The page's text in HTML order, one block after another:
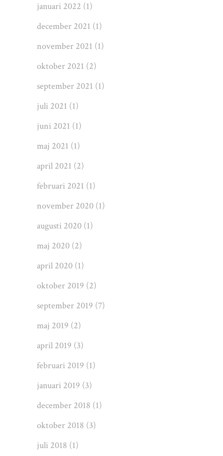
januari 2022 (1)
december 2021 (1)
november 2021 (1)
oktober 2021 (2)
september 2021 (1)
juli 2021 (1)
juni 2021 (1)
maj 2021 (1)
april 2021 (2)
februari 2021 (1)
november 2020 (1)
augusti 2020 (1)
maj 2020 (2)
april 2020 (1)
oktober 2019 (2)
september 2019 (7)
maj 2019 (2)
april 2019 (3)
februari 2019 (1)
januari 2019 (3)
december 2018 (1)
oktober 2018 (3)
juli 2018 (1)